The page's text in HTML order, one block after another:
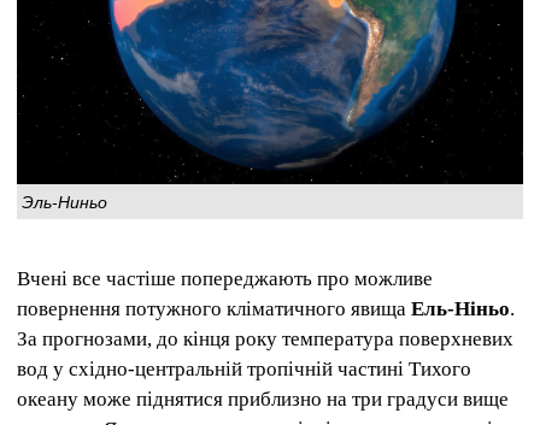
Эль-Ниньо
Вчені все частіше попереджають про можливе
повернення потужного кліматичного явища Ель-Ніньо.
За прогнозами, до кінця року температура поверхневих
вод у східно-центральній тропічній частині Тихого
океану може піднятися приблизно на три градуси вище